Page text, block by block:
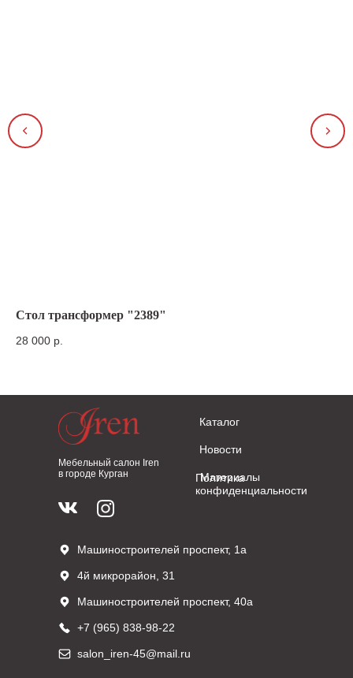
Стол трансформер "2389"
28 000 р.
Машиностроителей проспект, 1а
4й микрорайон, 31
Машиностроителей проспект, 40а
+7 (965) 838-98-22
salon_iren-45@mail.ru
Каталог
Новости
Политика
конфиденциальности
Материалы
Мебельный салон Iren
в городе Курган